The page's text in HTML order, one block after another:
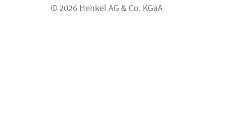
© 2026 Henkel AG & Co. KGaA